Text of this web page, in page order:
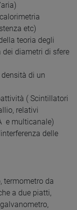
etc)
teoria degli
diametri di sfere
di un
( Scintillatori
relativi
e multicanale)
delle
termometro da
a due piatti,